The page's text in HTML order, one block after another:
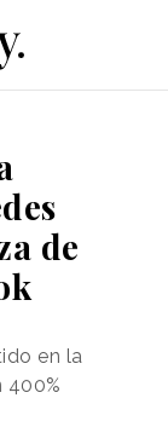
de
en la